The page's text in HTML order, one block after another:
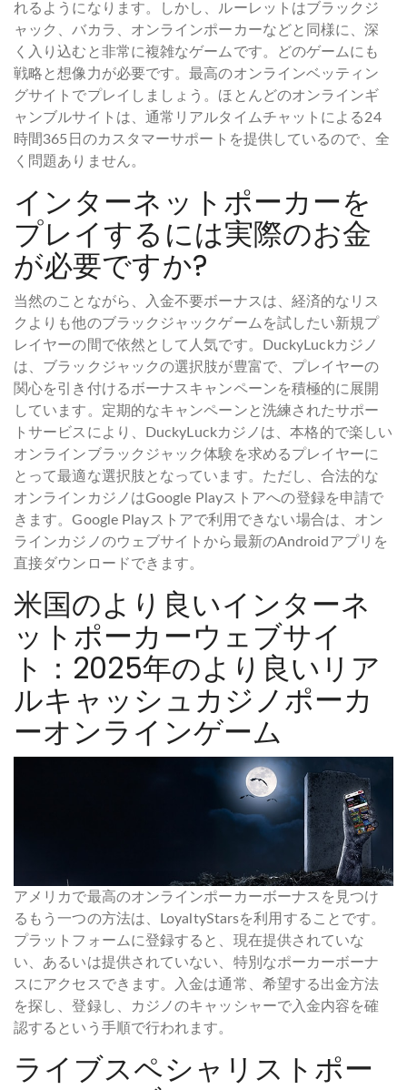
れるようになります。しかし、ルーレットはブラックジ
ャック、バカラ、オンラインポーカーなどと同様に、深
く入り込むと非常に複雑なゲームです。どのゲームにも
戦略と想像力が必要です。最高のオンラインベッティン
グサイトでプレイしましょう。ほとんどのオンラインギ
ャンブルサイトは、通常リアルタイムチャットによる24
時間365日のカスタマーサポートを提供しているので、全
く問題ありません。
インターネットポーカーを
プレイするには実際のお金
が必要ですか?
当然のことながら、入金不要ボーナスは、経済的なリス
クよりも他のブラックジャックゲームを試したい新規プ
レイヤーの間で依然として人気です。DuckyLuckカジノ
は、ブラックジャックの選択肢が豊富で、プレイヤーの
関心を引き付けるボーナスキャンペーンを積極的に展開
しています。定期的なキャンペーンと洗練されたサポー
トサービスにより、DuckyLuckカジノは、本格的で楽しい
オンラインブラックジャック体験を求めるプレイヤーに
とって最適な選択肢となっています。ただし、合法的な
オンラインカジノはGoogle Playストアへの登録を申請で
きます。Google Playストアで利用できない場合は、オン
ラインカジノのウェブサイトから最新のAndroidアプリを
直接ダウンロードできます。
米国のより良いインターネ
ットポーカーウェブサイ
ト：2025年のより良いリア
ルキャッシュカジノポーカ
ーオンラインゲーム
アメリカで最高のオンラインポーカーボーナスを見つけ
るもう一つの方法は、LoyaltyStarsを利用することです。
プラットフォームに登録すると、現在提供されていな
い、あるいは提供されていない、特別なポーカーボーナ
スにアクセスできます。入金は通常、希望する出金方法
を探し、登録し、カジノのキャッシャーで入金内容を確
認するという手順で行われます。
ライブスペシャリストポー